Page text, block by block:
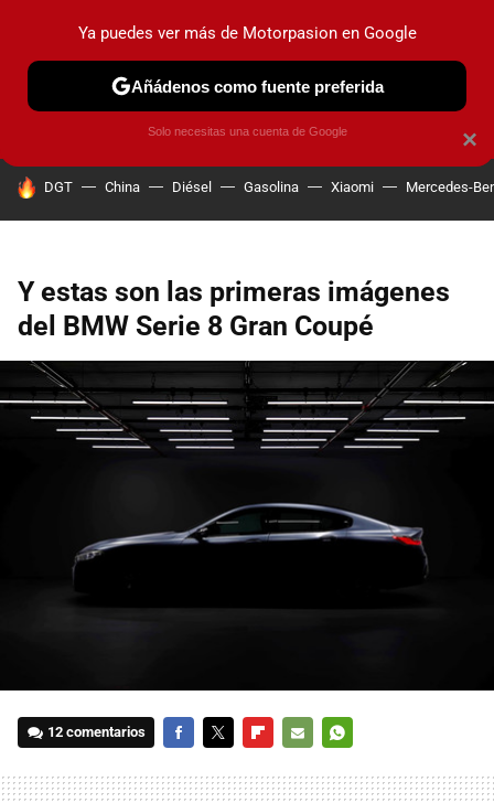
PRUEBAS COCHES ELÉCTRICOS OBSERVATORIO
HOY SE HABLA DE
DGT China Diésel Gasolina Xiaomi Mercedes-
Y estas son las primeras imágenes
del BMW Serie 8 Gran Coupé
12 comentarios
MAIL
×
Ya puedes ver más de Motorpasion en Google
Añádenos como fuente preferida
Solo necesitas una cuenta de Google